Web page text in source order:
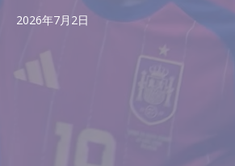
2026年7月2日